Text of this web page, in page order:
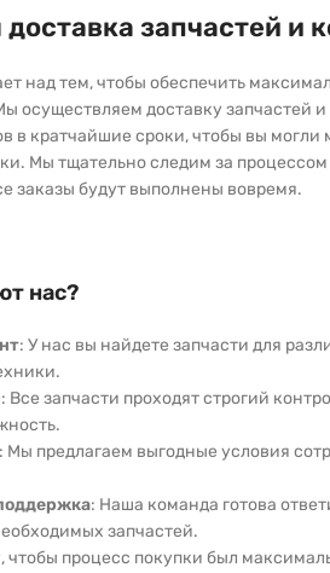
доставка запчастей и
над тем, чтобы обеспечить
осуществляем доставку запчастей
в кратчайшие сроки, чтобы вы
Мы тщательно следим за процессом
заказы будут выполнены вовремя.
нас?
: У нас вы найдете запчасти для
: Все запчасти проходят строгий
: Мы предлагаем выгодные условия
: Наша команда готова
запчастей.
чтобы процесс покупки был